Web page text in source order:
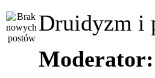
Druidyzm i
Moderator: